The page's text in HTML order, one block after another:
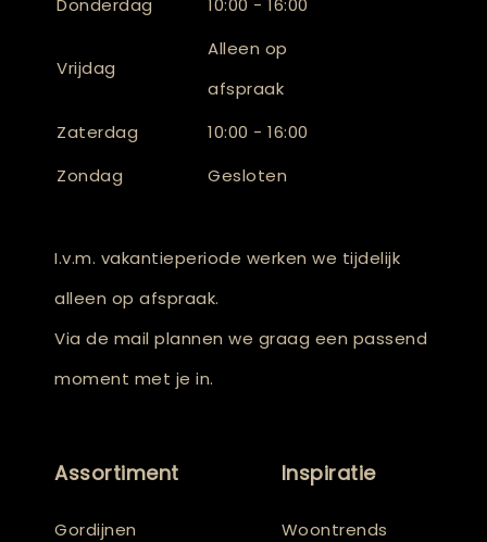
Donderdag
10:00 - 16:00
Vrijdag
Alleen op
afspraak
Zaterdag
10:00 - 16:00
Zondag
Gesloten
I.v.m. vakantieperiode werken we tijdelijk
alleen op afspraak.
Via de mail plannen we graag een passend
moment met je in.
Assortiment
Gordijnen
Inspiratie
Woontrends